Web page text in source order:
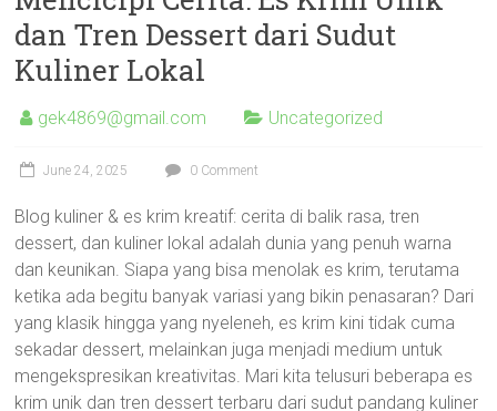
dan Tren Dessert dari Sudut
Kuliner Lokal
gek4869@gmail.com Uncategorized
June 24, 2025 0 Comment
Blog kuliner & es krim kreatif: cerita di balik rasa, tren
dessert, dan kuliner lokal adalah dunia yang penuh warna
dan keunikan. Siapa yang bisa menolak es krim, terutama
ketika ada begitu banyak variasi yang bikin penasaran? Dari
yang klasik hingga yang nyeleneh, es krim kini tidak cuma
sekadar dessert, melainkan juga menjadi medium untuk
mengekspresikan kreativitas. Mari kita telusuri beberapa es
krim unik dan tren dessert terbaru dari sudut pandang kuliner